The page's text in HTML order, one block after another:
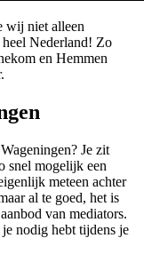
wij niet alleen
Nederland! Zo
en Hemmen
Je zit
snel mogelijk een
meteen achter
al te goed, het is
van mediators.
nodig hebt tijdens je